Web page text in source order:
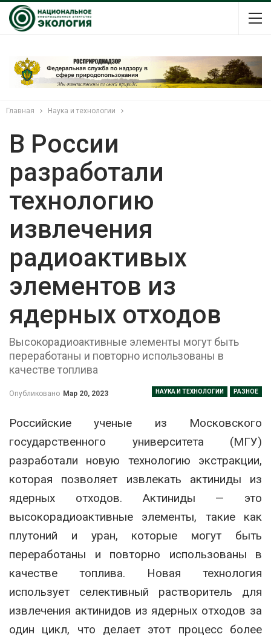
Главная Наука и технологии
В России
разработали
технологию
извлечения
радиоактивых
элементов из
ядерных отходов
Высокорадиоактивные элементы могут быть
переработаны и повторно использованы в
качестве топлива
НАУКА И ТЕХНОЛОГИИ РАЗНОЕ
Опубликовано Мар 20, 2023
Российские ученые из Московского
государственного университета (МГУ)
разработали новую технологию экстракции,
которая позволяет извлекать актиниды из
ядерных отходов. Актиниды — это
высокорадиоактивные элементы, такие как
плутоний и уран, которые могут быть
переработаны и повторно использованы в
качестве топлива. Новая технология
использует селективный растворитель для
извлечения актинидов из ядерных отходов за
один цикл, что делает этот процесс более